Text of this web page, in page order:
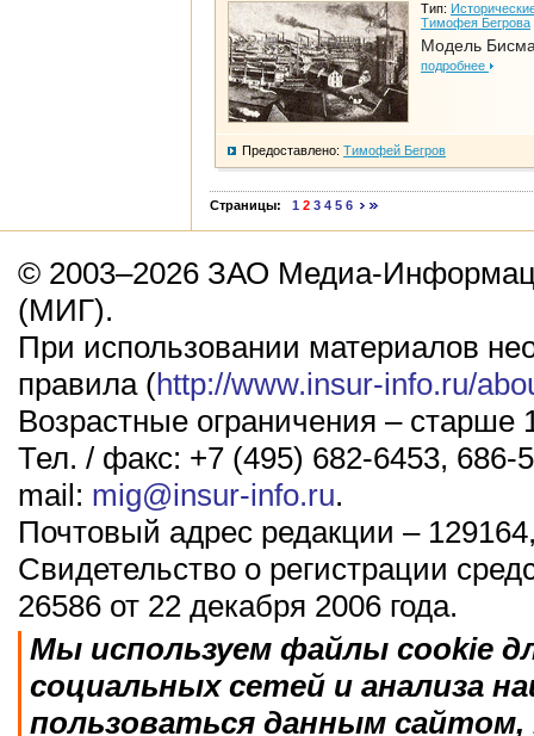
Тип:
Тимофея Бегрова
Модель
подробнее
Предоставлено: Тимофей Бегров
Страницы: 1 2 3 4 5 6
© 2003–2026 ЗАО Медиа-
(МИГ).
При использовании материалов
правила (http://www.insur-info.ru/
Возрастные ограничения – старше
Тел. / факс: +7 (495) 682-6453, 686-
mail: mig@insur-info.ru.
Почтовый адрес редакции –
Свидетельство о регистрации
26586 от 22 декабря 2006 года.
Мы используем файлы cookie
социальных сетей и анализа
пользоваться данным